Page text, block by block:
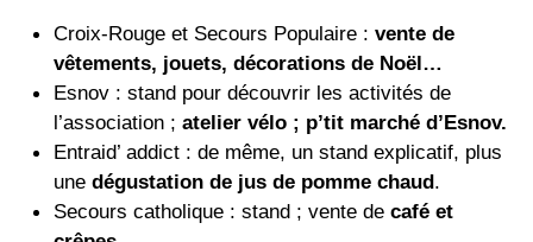
Croix-Rouge et Secours Populaire : vente de
vêtements, jouets, décorations de Noël…
Esnov : stand pour découvrir les activités de
l’association ; atelier vélo ; p’tit marché d’Esnov.
Entraid’ addict : de même, un stand explicatif, plus
une dégustation de jus de pomme chaud.
Secours catholique : stand ; vente de café et